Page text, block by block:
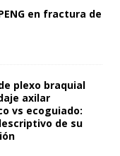
en fractura de
plexo braquial
axilar
vs ecoguiado:
de su